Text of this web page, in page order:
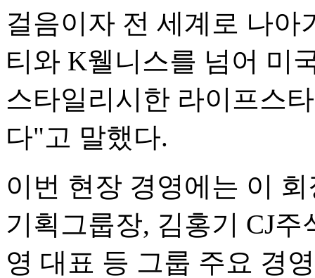
걸음이자 전 세계로 나
티와 K웰니스를 넘어 미
스타일리시한 라이프스
다"고 말했다.
이번 현장 경영에는 이
기획그룹장, 김홍기 CJ
영 대표 등 그룹 주요 경